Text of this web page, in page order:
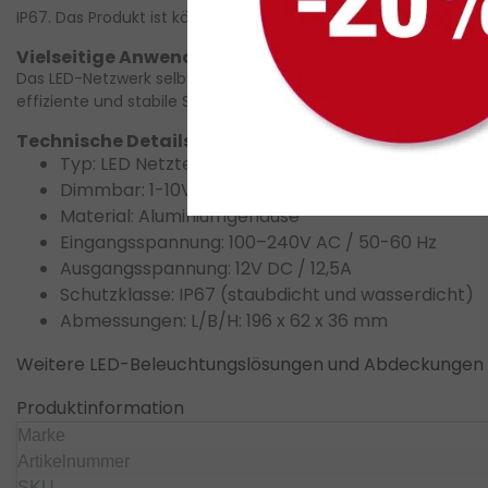
IP67. Das Produkt ist käuflich zu erwerben und kann online
Vielseitige Anwendungsmöglichkeiten
Das LED-Netzwerk selbst ist für die Gestaltung von LED-
effiziente und stabile Stromversorgung ermöglicht.
Technische Details
Typ: LED Netzteil
Dimmbar: 1-10V Steuerung
Material: Aluminiumgehäuse
Eingangsspannung: 100–240V AC / 50-60 Hz
Ausgangsspannung: 12V DC / 12,5A
Schutzklasse: IP67 (staubdicht und wasserdicht)
Abmessungen: L/B/H: 196 x 62 x 36 mm
Weitere LED-Beleuchtungslösungen und Abdeckungen
Produktinformation
Marke
Artikelnummer